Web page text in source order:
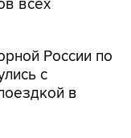
России по
в
и